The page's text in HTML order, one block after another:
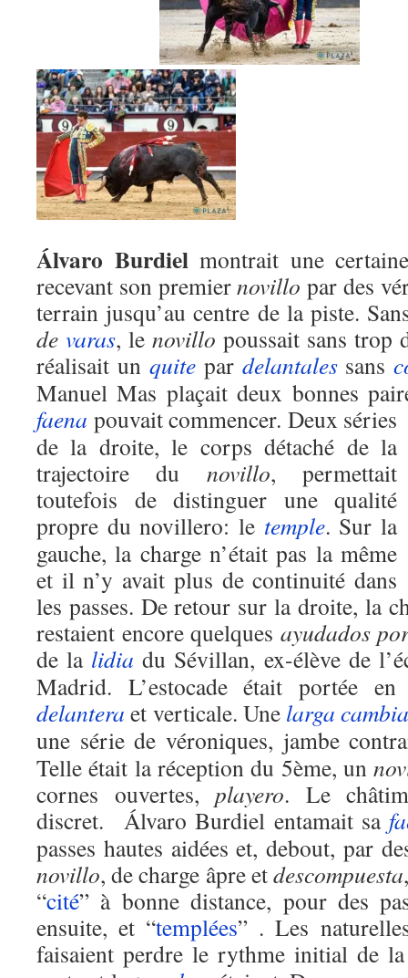
Álvaro Burdielmontrait une
recevant son premiernovillo par des
terrain jusqu’au centre de la piste.
de varas, le novillo poussait sans trop
réalisait un quitepar delantalessans
Manuel Mas plaçait deux bonnes
faena pouvait commencer. Deux séries
de la droite, le corps détaché de la
trajectoire du novillo, permettait
toutefois de distinguer une qualité
propre du novillero: le temple. Sur la
gauche, la charge n’était pas la même
et il n’y avait plus de continuité dans
les passes. De retour sur la droite, la
restaient encore quelques ayudados
de la lidia du Sévillan, ex-élève de
Madrid. L’estocade était portée
delantera et verticale. Une larga
une série de véroniques, jambe
Telle était la réception du 5ème, un
cornes ouvertes,playero. Le
discret. Álvaro Burdiel entamait sa
passes hautes aidées et, debout, par
novillo, de charge âpre etdescompuesta
“cité” à bonne distance, pour des
ensuite, et “templées” . Les
faisaient perdre le rythme initial de